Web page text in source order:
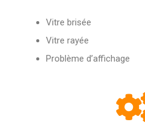
Vitre brisée
Vitre rayée
Problème d’affichage